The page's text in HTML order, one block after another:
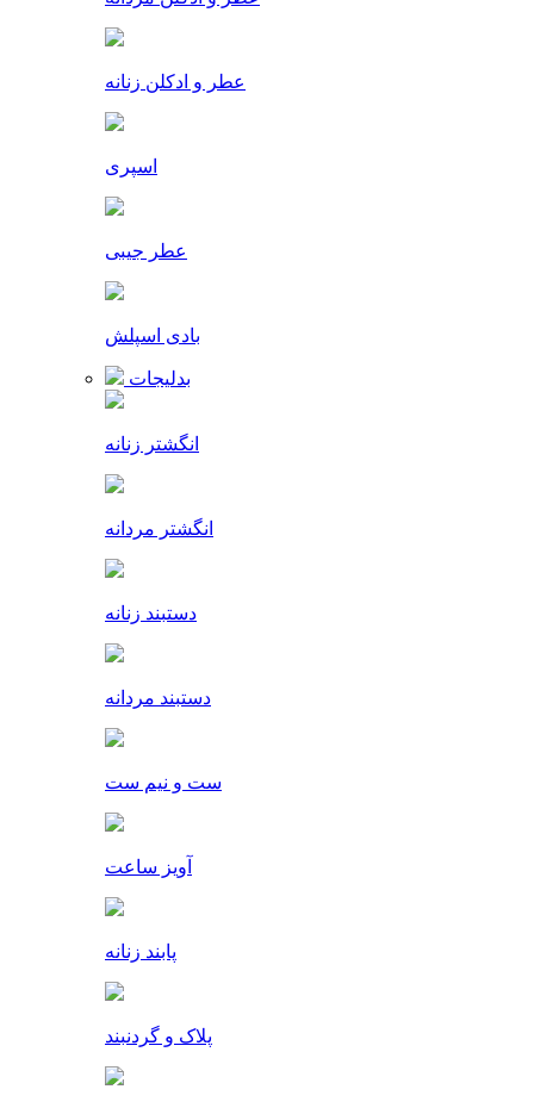
عطر و ادکلن زنانه
اسپری
عطر جیبی
بادی اسپلش
بدلیجات
انگشتر زنانه
انگشتر مردانه
دستبند زنانه
دستبند مردانه
ست و نیم ست
آویز ساعت
پابند زنانه
پلاک و گردنبند